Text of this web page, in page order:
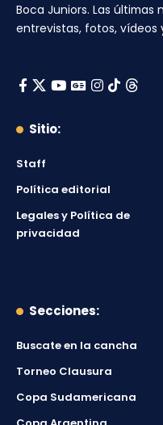
Boca Juniors. Las últimas
entrevistas, fotos, vídeos
Sitio:
Staff
Política editorial
Legales y Política de
privacidad
Secciones:
Buscate en la cancha
Torneo Clausura
Copa Sudamericana